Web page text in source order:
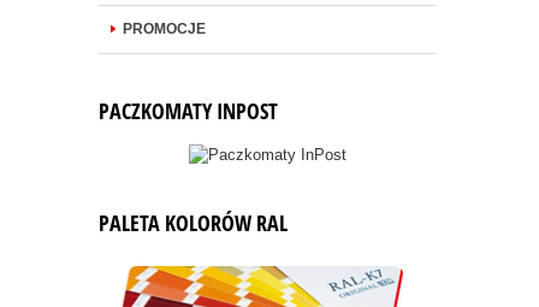
PROMOCJE
PACZKOMATY INPOST
PALETA KOLORÓW RAL